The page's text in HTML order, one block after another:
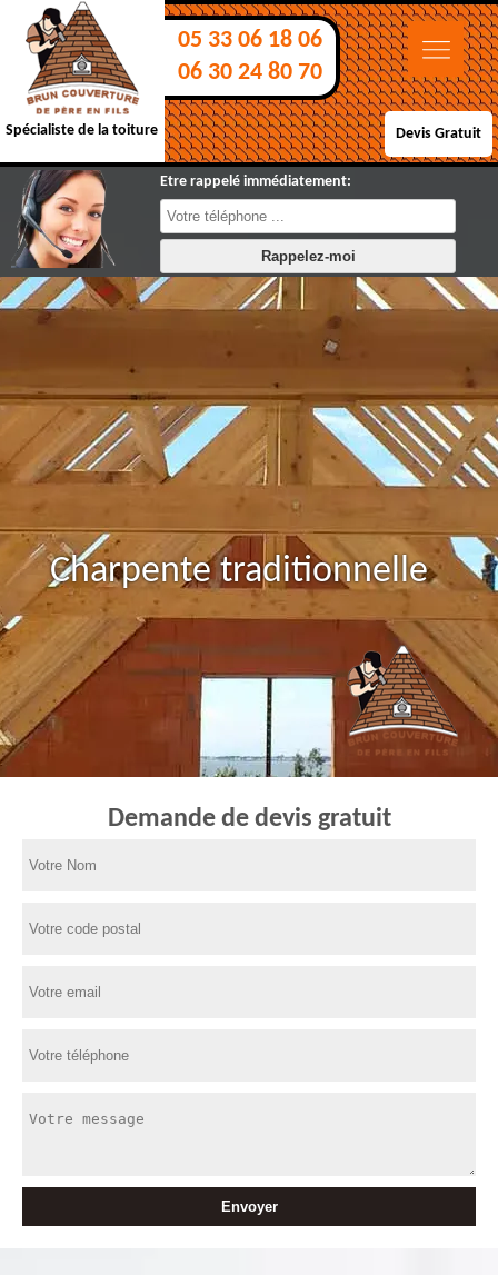
Spécialiste de la toiture
05 33 06 18 06
06 30 24 80 70
Devis Gratuit
Etre rappelé immédiatement:
Charpente traditionnelle
Demande de devis gratuit